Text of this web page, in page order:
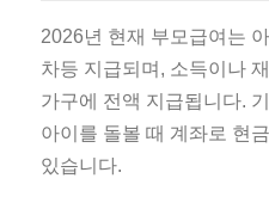
2026년 현재 부모급여는
차등 지급되며, 소득이나
가구에 전액 지급됩니다.
아이를 돌볼 때 계좌로 현
있습니다.